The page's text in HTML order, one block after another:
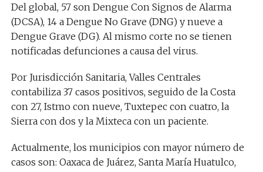
Del global, 57 son Dengue Con Signos de Alarma
(DCSA), 14 a Dengue No Grave (DNG) y nueve a
Dengue Grave (DG). Al mismo corte no se tienen
notificadas defunciones a causa del virus.
Por Jurisdicción Sanitaria, Valles Centrales
contabiliza 37 casos positivos, seguido de la Costa
con 27, Istmo con nueve, Tuxtepec con cuatro, la
Sierra con dos y la Mixteca con un paciente.
Actualmente, los municipios con mayor número de
casos son: Oaxaca de Juárez, Santa María Huatulco,